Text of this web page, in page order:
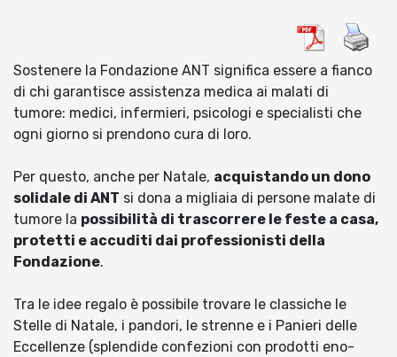
Sostenere la Fondazione ANT significa essere a fianco
di chi garantisce assistenza medica ai malati di
tumore: medici, infermieri, psicologi e specialisti che
ogni giorno si prendono cura di loro.
Per questo, anche per Natale, acquistando un dono
solidale di ANT si dona a migliaia di persone malate di
tumore la possibilità di trascorrere le feste a casa,
protetti e accuditi dai professionisti della
Fondazione.
Tra le idee regalo è possibile trovare le classiche le
Stelle di Natale, i pandori, le strenne e i Panieri delle
Eccellenze (splendide confezioni con prodotti eno-